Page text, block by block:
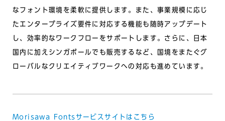
なフォント環境を柔軟に提供します。また、事業規模に応じ
たエンタープライズ要件に対応する機能も随時アップデート
し、効率的なワークフローをサポートします。さらに、日本
国内に加えシンガポールでも販売するなど、国境をまたぐグ
ローバルなクリエイティブワークへの対応も進めています。
Morisawa Fontsサービスサイトはこちら